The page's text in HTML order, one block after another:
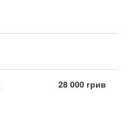
28 000 грив